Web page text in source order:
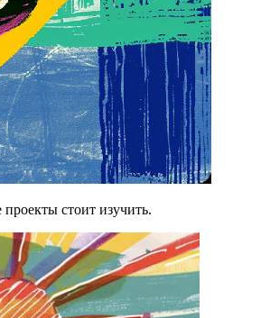
стоит изучить.